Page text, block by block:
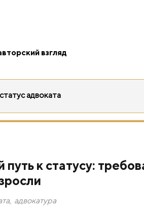
взгляд
адвоката
путь к статусу:
, адвокатура